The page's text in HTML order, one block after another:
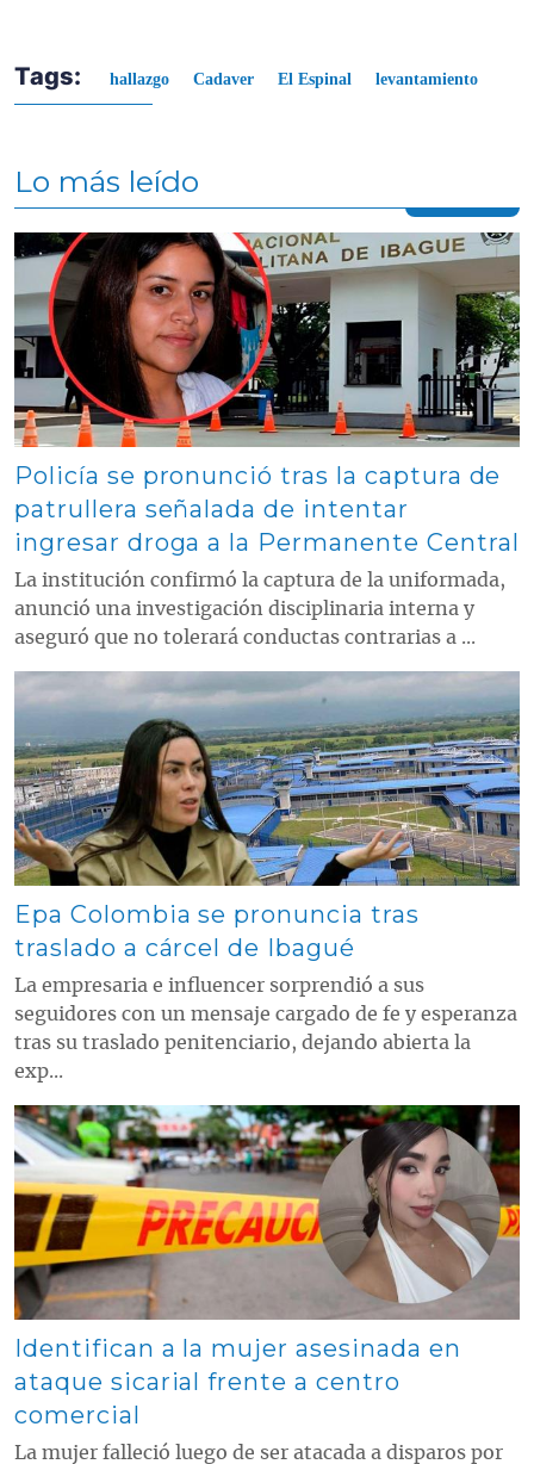
Tags: hallazgo Cadaver El Espinal levantamiento
Lo más leído
Contenido multimedia principal
Policía se pronunció tras la captura de
patrullera señalada de intentar
ingresar droga a la Permanente Central
La institución confirmó la captura de la uniformada,
anunció una investigación disciplinaria interna y
aseguró que no tolerará conductas contrarias a ...
Contenido multimedia principal
Epa Colombia se pronuncia tras
traslado a cárcel de Ibagué
La empresaria e influencer sorprendió a sus
seguidores con un mensaje cargado de fe y esperanza
tras su traslado penitenciario, dejando abierta la
exp...
Contenido multimedia principal
Identifican a la mujer asesinada en
ataque sicarial frente a centro
comercial
La mujer falleció luego de ser atacada a disparos por